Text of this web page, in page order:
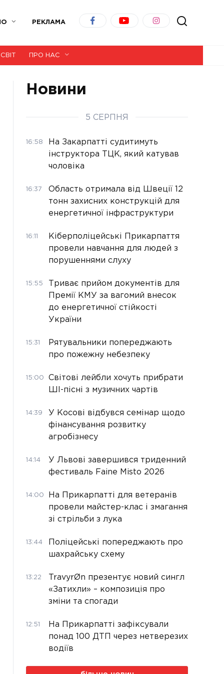
РЕКЛАМА
СВІТ ПРО НАС
Новини
5 СЕРПНЯ
16:58
На Закарпатті судитимуть
інструктора ТЦК, який катував
чоловіка
16:37
Область отримала від Швеції 12
тонн захисних конструкцій для
енергетичної інфраструктури
16:11
Кіберполіцейські Прикарпаття
провели навчання для людей з
порушеннями слуху
15:55
Триває прийом документів для
Премії КМУ за вагомий внесок
до енергетичної стійкості
України
15:31
Рятувальники попереджають
про пожежну небезпеку
15:00
Світові лейбли хочуть прибрати
ШІ-пісні з музичних чартів
14:39
У Косові відбувся семінар щодо
фінансування розвитку
агробізнесу
14:14
У Львові завершився триденний
фестиваль Faine Misto 2026
14:00
На Прикарпатті для ветеранів
провели майстер-клас і змагання
зі стрільби з лука
13:44
Поліцейські попереджають про
шахрайську схему
13:22
TravyrØn презентує новий сингл
«Затихли» – композиція про
зміни та спогади
12:51
На Прикарпатті зафіксували
понад 100 ДТП через нетверезих
водіїв